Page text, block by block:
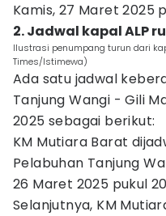
Kamis, 27 Maret 2025
2. Jadwal kapal ALP
Ilustrasi penumpang turun dari
Times/Istimewa)
Ada satu jadwal
Tanjung Wangi - Gili
2025 sebagai berikut:
KM Mutiara Barat
Pelabuhan Tanjung
26 Maret 2025 pukul
Selanjutnya, KM